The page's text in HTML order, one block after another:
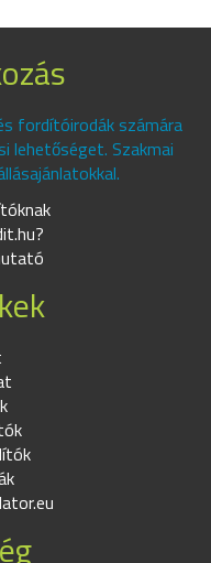
fordítóirodák számára
lehetőséget. Szakmai